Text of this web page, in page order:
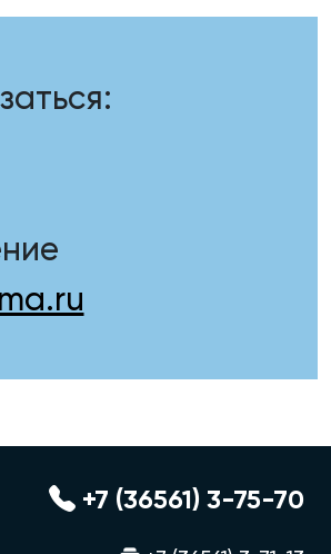
+7 (36561) 3-75-70